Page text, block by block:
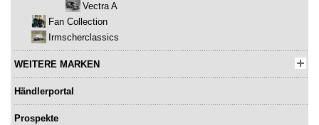
Vectra A
Fan Collection
Irmscherclassics
WEITERE MARKEN
Händlerportal
Prospekte